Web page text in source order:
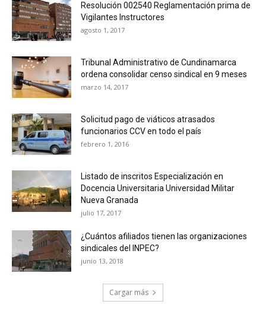
Resolución 002540 Reglamentación prima de
Vigilantes Instructores
agosto 1, 2017
Tribunal Administrativo de Cundinamarca
ordena consolidar censo sindical en 9 meses
marzo 14, 2017
Solicitud pago de viáticos atrasados
funcionarios CCV en todo el país
febrero 1, 2016
Listado de inscritos Especialización en
Docencia Universitaria Universidad Militar
Nueva Granada
julio 17, 2017
¿Cuántos afiliados tienen las organizaciones
sindicales del INPEC?
junio 13, 2018
Cargar más